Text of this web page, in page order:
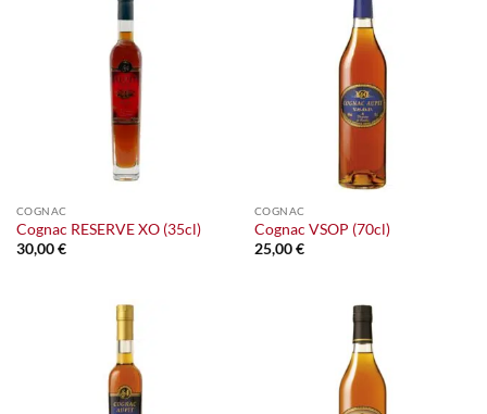
COGNAC
Cognac RESERVE XO (35cl)
30,00€
COGNAC
Cognac VSOP (70cl)
25,00€